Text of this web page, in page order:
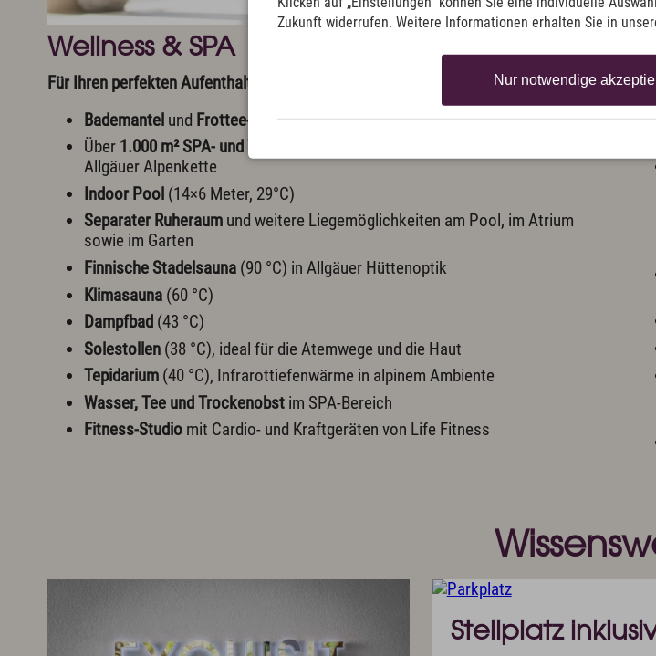
Wellness & SPA
Für Ihren perfekten Aufenthalt sind zahlreiche Wohlfühlleistungen enthalten.
Bademantel und Frottee-Slipperim Zimmer
Über 1.000 m² SPA- und Wellness-Oase
Allgäuer Alpenkette
Indoor Pool (14×6 Meter, 29°C)
Separater Ruheraum und weitere Liegemöglichkeiten am Pool, im Atrium
sowie im Garten
Finnische Stadelsauna (90 °C) in Allgäuer Hüttenoptik
Klimasauna (60 °C)
Dampfbad (43 °C)
Solestollen (38 °C), ideal für die Atemwege und die Haut
Tepidarium (40 °C), Infrarottiefenwärme in alpinem Ambiente
Wasser, Tee und Trockenobst im SPA-Bereich
Fitness-Studio mit Cardio- und Kraftgeräten von Life Fitness
Stellplatz
Zukunft widerrufen. Weitere Informationen erhalten Sie in
Nur notwendige